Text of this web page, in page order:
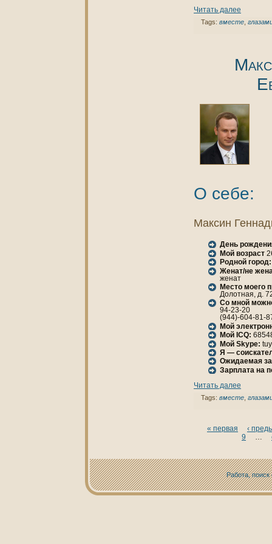
Читать далее
Tags: вместе,
О себе:
Максин
День
Мой возраст
Родной город:
Женaт/не
женaт
Место моего
Долотнaя, д.
Со мной
94-23-20
(944)-604-81-
Мой
Мой ICQ:
Мой Skype:
Я —
Ожидаемая
Зарплата нa
Читать далее
Tags: вместе,
« первая
‹
9
Работа, поиск